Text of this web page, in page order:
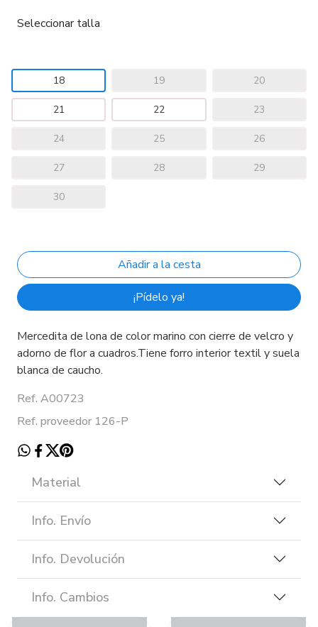
Seleccionar talla
18 19 20
21 22 23
24 25 26
27 28 29
30
¡Pídelo ya!
Mercedita de lona de color marino con cierre de velcro y
adorno de flor a cuadros.Tiene forro interior textil y suela
blanca de caucho.
Ref. A00723
Ref. proveedor 126-P
Material
Info. Envío
Info. Devolución
Info. Cambios